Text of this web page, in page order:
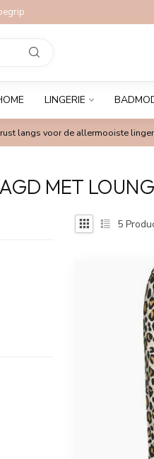
LINGERIE
langs voor de allermooiste
MET
5